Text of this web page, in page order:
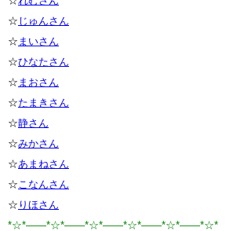
☆ じゅんさん
☆ まいさん
☆ひなたさん
☆ まおさん
☆たまきさん
☆静さん
☆みかさん
☆あまねさん
☆こなんさん
☆ りほさん
*☆*――*☆*――*☆*――*☆*――*☆*――*☆*